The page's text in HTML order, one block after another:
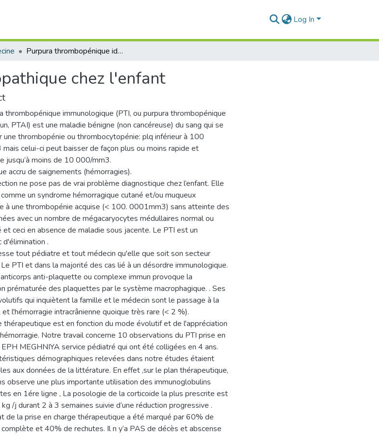
Log In
Purpura thrombopénique idiopathique chez l'enfant
chez l'enfant
thrombopénique immunologique (PTI, ou purpura thrombopénique
PTAI) est une maladie bénigne (non cancéreuse) du sang qui se
une thrombopénie ou thrombocytopénie: plq inférieur à 100
celui-ci peut baisser de façon plus ou moins rapide et
jusqu’à moins de 10 000/mm3.
accru de saignements (hémorragies).
ne pose pas de vrai problème diagnostique chez l’enfant. Elle
un syndrome hémorragique cutané et/ou muqueux
à une thrombopénie acquise (< 100. 0001mm3) sans atteinte des
avec un nombre de mégacaryocytes médullaires normal ou
et ceci en absence de maladie sous jacente. Le PTI est un
d'élimination .
tout pédiatre et tout médecin qu'elle que soit son secteur
PTI et dans la majorité des cas lié à un désordre immunologique.
anti-plaquette ou complexe immun provoque la
prématurée des plaquettes par le système macrophagique. . Ses
qui inquiètent la famille et le médecin sont le passage à la
et l'hémorragie intracrânienne quoique très rare (< 2 %).
thérapeutique est en fonction du mode évolutif et de l'appréciation
Notre travail concerne 10 observations du PTI prise en
EPH MEGHNIYA service pédiatré qui ont été colligées en 4 ans.
démographiques relevées dans notre études étaient
aux données de la littérature. En effet ,sur le plan thérapeutique,
observe une plus importante utilisation des immunoglobulins
en 1ére ligne , La posologie de la corticoide la plus prescrite est
/j durant 2 à 3 semaines suivie d’une réduction progressive .
de la prise en charge thérapeutique a été marqué par 60% de
et 40% de rechutes. Il n y’a PAS de décès et abscense